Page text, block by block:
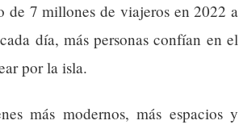
de 7 millones de viajeros en 2022 a
día, más personas confían en el
por la isla.
más modernos, más espacios y